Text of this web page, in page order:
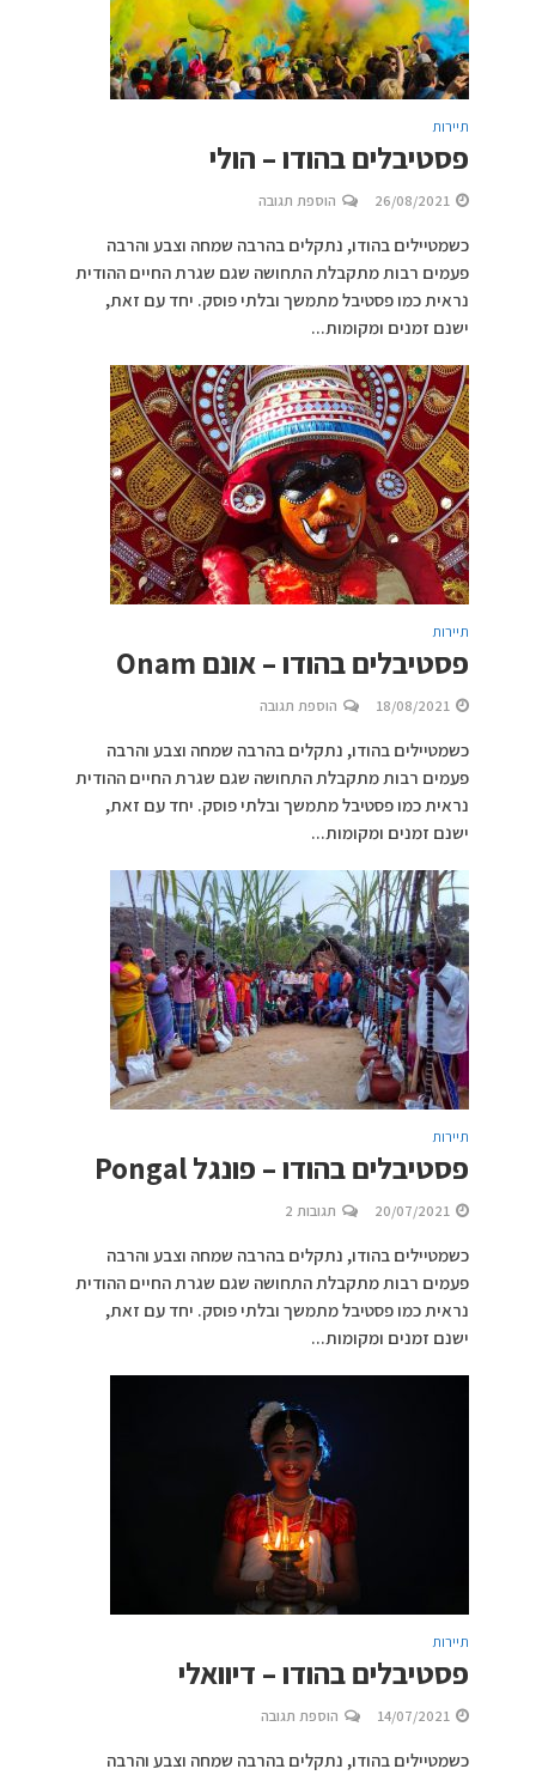
תיירות
פסטיבלים בהודו – הולי
26/08/2021 הוספת תגובה
כשמטיילים בהודו, נתקלים בהרבה שמחה וצבע והרבה
פעמים רבות מתקבלת התחושה שגם שגרת החיים ההודית
נראית כמו פסטיבל מתמשך ובלתי פוסק. יחד עם זאת,
ישנם זמנים ומקומות...
תיירות
פסטיבלים בהודו – אונם Onam
18/08/2021 הוספת תגובה
כשמטיילים בהודו, נתקלים בהרבה שמחה וצבע והרבה
פעמים רבות מתקבלת התחושה שגם שגרת החיים ההודית
נראית כמו פסטיבל מתמשך ובלתי פוסק. יחד עם זאת,
ישנם זמנים ומקומות...
תיירות
פסטיבלים בהודו – פונגל Pongal
20/07/2021 תגובות 2
כשמטיילים בהודו, נתקלים בהרבה שמחה וצבע והרבה
פעמים רבות מתקבלת התחושה שגם שגרת החיים ההודית
נראית כמו פסטיבל מתמשך ובלתי פוסק. יחד עם זאת,
ישנם זמנים ומקומות...
תיירות
פסטיבלים בהודו – דיוואלי
14/07/2021 הוספת תגובה
כשמטיילים בהודו, נתקלים בהרבה שמחה וצבע והרבה